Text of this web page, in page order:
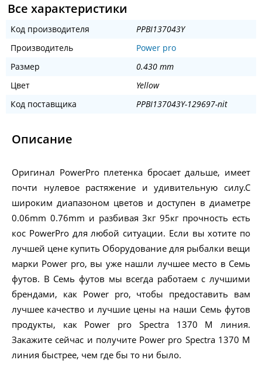
Все характеристики
Код производителя
PPBI137043Y
Производитель
Power pro
Размер
0.430 mm
Цвет
Yellow
Код поставщика
PPBI137043Y-129697-nit
Описание
Оригинал PowerPro плетенка бросает дальше, имеет
почти нулевое растяжение и удивительную силу.С
широким диапазоном цветов и доступен в диаметре
0.06mm 0.76mm и разбивая 3кг 95кг прочность есть
кос PowerPro для любой ситуации. Если вы хотите по
лучшей цене купить Оборудование для рыбалки вещи
марки Power pro, вы уже нашли лучшее место в Семь
футов. В Семь футов мы всегда работаем с лучшими
брендами, как Power pro, чтобы предоставить вам
лучшее качество и лучшие цены на наши Семь футов
продукты, как Power pro Spectra 1370 M линия.
Закажите сейчас и получите Power pro Spectra 1370 M
линия быстрее, чем где бы то ни было.